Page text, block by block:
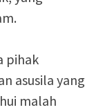
pihak
asusila yang
malah